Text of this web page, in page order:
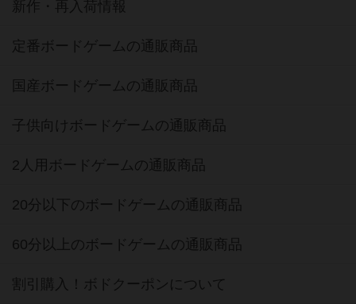
新作・再入荷情報
定番ボードゲームの通販商品
国産ボードゲームの通販商品
子供向けボードゲームの通販商品
2人用ボードゲームの通販商品
20分以下のボードゲームの通販商品
60分以上のボードゲームの通販商品
割引購入！ボドクーポンについて